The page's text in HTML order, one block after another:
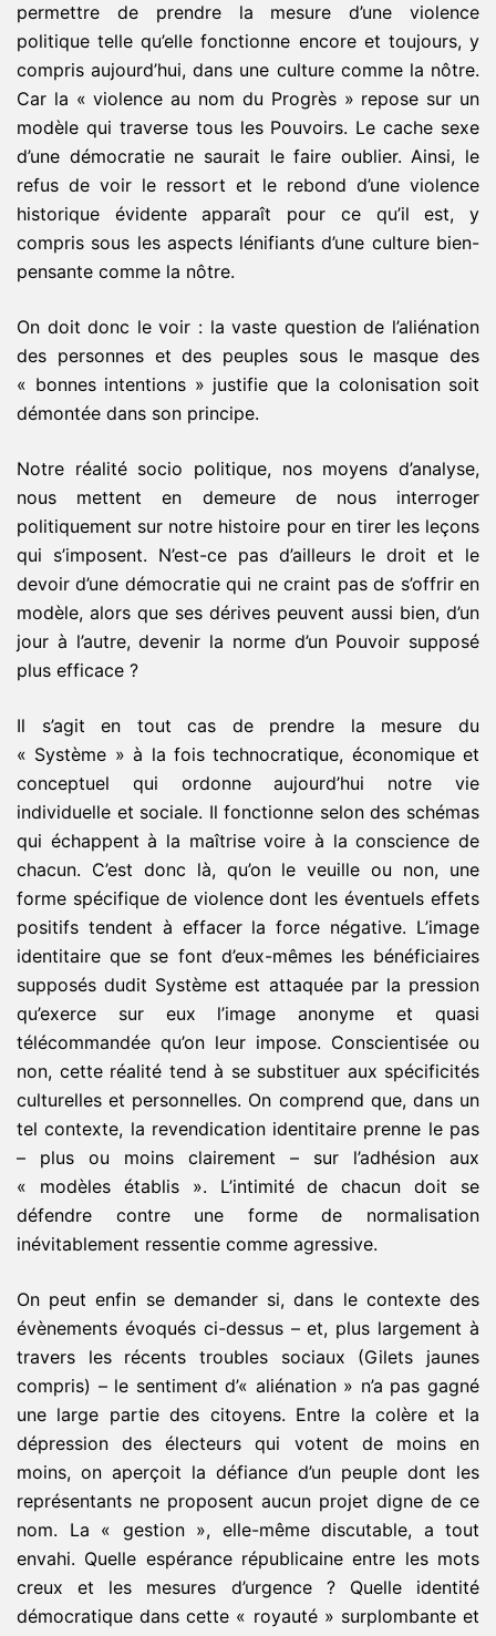
permettre de prendre la mesure d’une violence
politique telle qu’elle fonctionne encore et toujours, y
compris aujourd’hui, dans une culture comme la nôtre.
Car la « violence au nom du Progrès » repose sur un
modèle qui traverse tous les Pouvoirs. Le cache sexe
d’une démocratie ne saurait le faire oublier. Ainsi, le
refus de voir le ressort et le rebond d’une violence
historique évidente apparaît pour ce qu’il est, y
compris sous les aspects lénifiants d’une culture bien-
pensante comme la nôtre.
On doit donc le voir : la vaste question de l’aliénation
des personnes et des peuples sous le masque des
« bonnes intentions » justifie que la colonisation soit
démontée dans son principe.
Notre réalité socio politique, nos moyens d’analyse,
nous mettent en demeure de nous interroger
politiquement sur notre histoire pour en tirer les leçons
qui s’imposent. N’est-ce pas d’ailleurs le droit et le
devoir d’une démocratie qui ne craint pas de s’offrir en
modèle, alors que ses dérives peuvent aussi bien, d’un
jour à l’autre, devenir la norme d’un Pouvoir supposé
plus efficace ?
Il s’agit en tout cas de prendre la mesure du
« Système » à la fois technocratique, économique et
conceptuel qui ordonne aujourd’hui notre vie
individuelle et sociale. Il fonctionne selon des schémas
qui échappent à la maîtrise voire à la conscience de
chacun. C’est donc là, qu’on le veuille ou non, une
forme spécifique de violence dont les éventuels effets
positifs tendent à effacer la force négative. L’image
identitaire que se font d’eux-mêmes les bénéficiaires
supposés dudit Système est attaquée par la pression
qu’exerce sur eux l’image anonyme et quasi
télécommandée qu’on leur impose. Conscientisée ou
non, cette réalité tend à se substituer aux spécificités
culturelles et personnelles. On comprend que, dans un
tel contexte, la revendication identitaire prenne le pas
– plus ou moins clairement – sur l’adhésion aux
« modèles établis ». L’intimité de chacun doit se
défendre contre une forme de normalisation
inévitablement ressentie comme agressive.
On peut enfin se demander si, dans le contexte des
évènements évoqués ci-dessus – et, plus largement à
travers les récents troubles sociaux (Gilets jaunes
compris) – le sentiment d’« aliénation » n’a pas gagné
une large partie des citoyens. Entre la colère et la
dépression des électeurs qui votent de moins en
moins, on aperçoit la défiance d’un peuple dont les
représentants ne proposent aucun projet digne de ce
nom. La « gestion », elle-même discutable, a tout
envahi. Quelle espérance républicaine entre les mots
creux et les mesures d’urgence ? Quelle identité
démocratique dans cette « royauté » surplombante et